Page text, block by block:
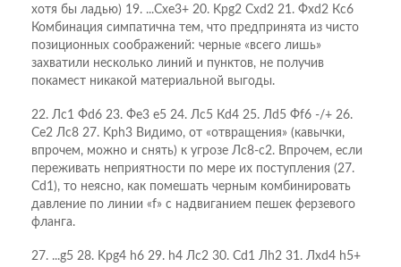
хотя бы ладью) 19. ...Сxe3+ 20. Kрg2 Сxd2 21. Фxd2 Кc6
Комбинация симпатична тем, что предпринята из чисто
позиционных соображений: черные «всего лишь»
захватили несколько линий и пунктов, не получив
покамест никакой материальной выгоды.
22. Лc1 Фd6 23. Фe3 e5 24. Лc5 Кd4 25. Лd5 Фf6 -/+ 26.
Сe2 Лc8 27. Kрh3 Видимо, от «отвращения» (кавычки,
впрочем, можно и снять) к угрозе Лс8-с2. Впрочем, если
переживать неприятности по мере их поступления (27.
Сd1), то неясно, как помешать черным комбинировать
давление по линии «f» с надвиганием пешек ферзевого
фланга.
27. ...g5 28. Kрg4 h6 29. h4 Лc2 30. Сd1 Лh2 31. Лxd4 h5+